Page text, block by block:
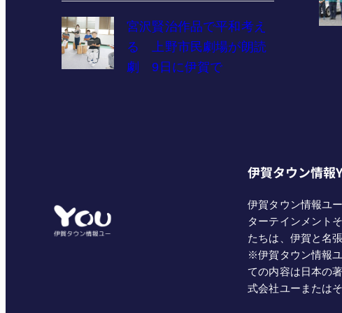
宮沢賢治作品で平和考え
る 上野市民劇場が朗読
劇 9日に伊賀で
伊賀タウン情報
伊賀タウン情報ユ
ターテインメント
たちは、伊賀と名
※伊賀タウン情報
ての内容は日本の
式会社ユーまたは